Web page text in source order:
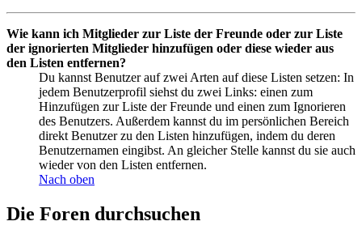
Wie kann ich Mitglieder zur Liste der Freunde oder zur Liste
der ignorierten Mitglieder hinzufügen oder diese wieder aus
den Listen entfernen?
Du kannst Benutzer auf zwei Arten auf diese Listen setzen: In
jedem Benutzerprofil siehst du zwei Links: einen zum
Hinzufügen zur Liste der Freunde und einen zum Ignorieren
des Benutzers. Außerdem kannst du im persönlichen Bereich
direkt Benutzer zu den Listen hinzufügen, indem du deren
Benutzernamen eingibst. An gleicher Stelle kannst du sie auch
wieder von den Listen entfernen.
Nach oben
Die Foren durchsuchen